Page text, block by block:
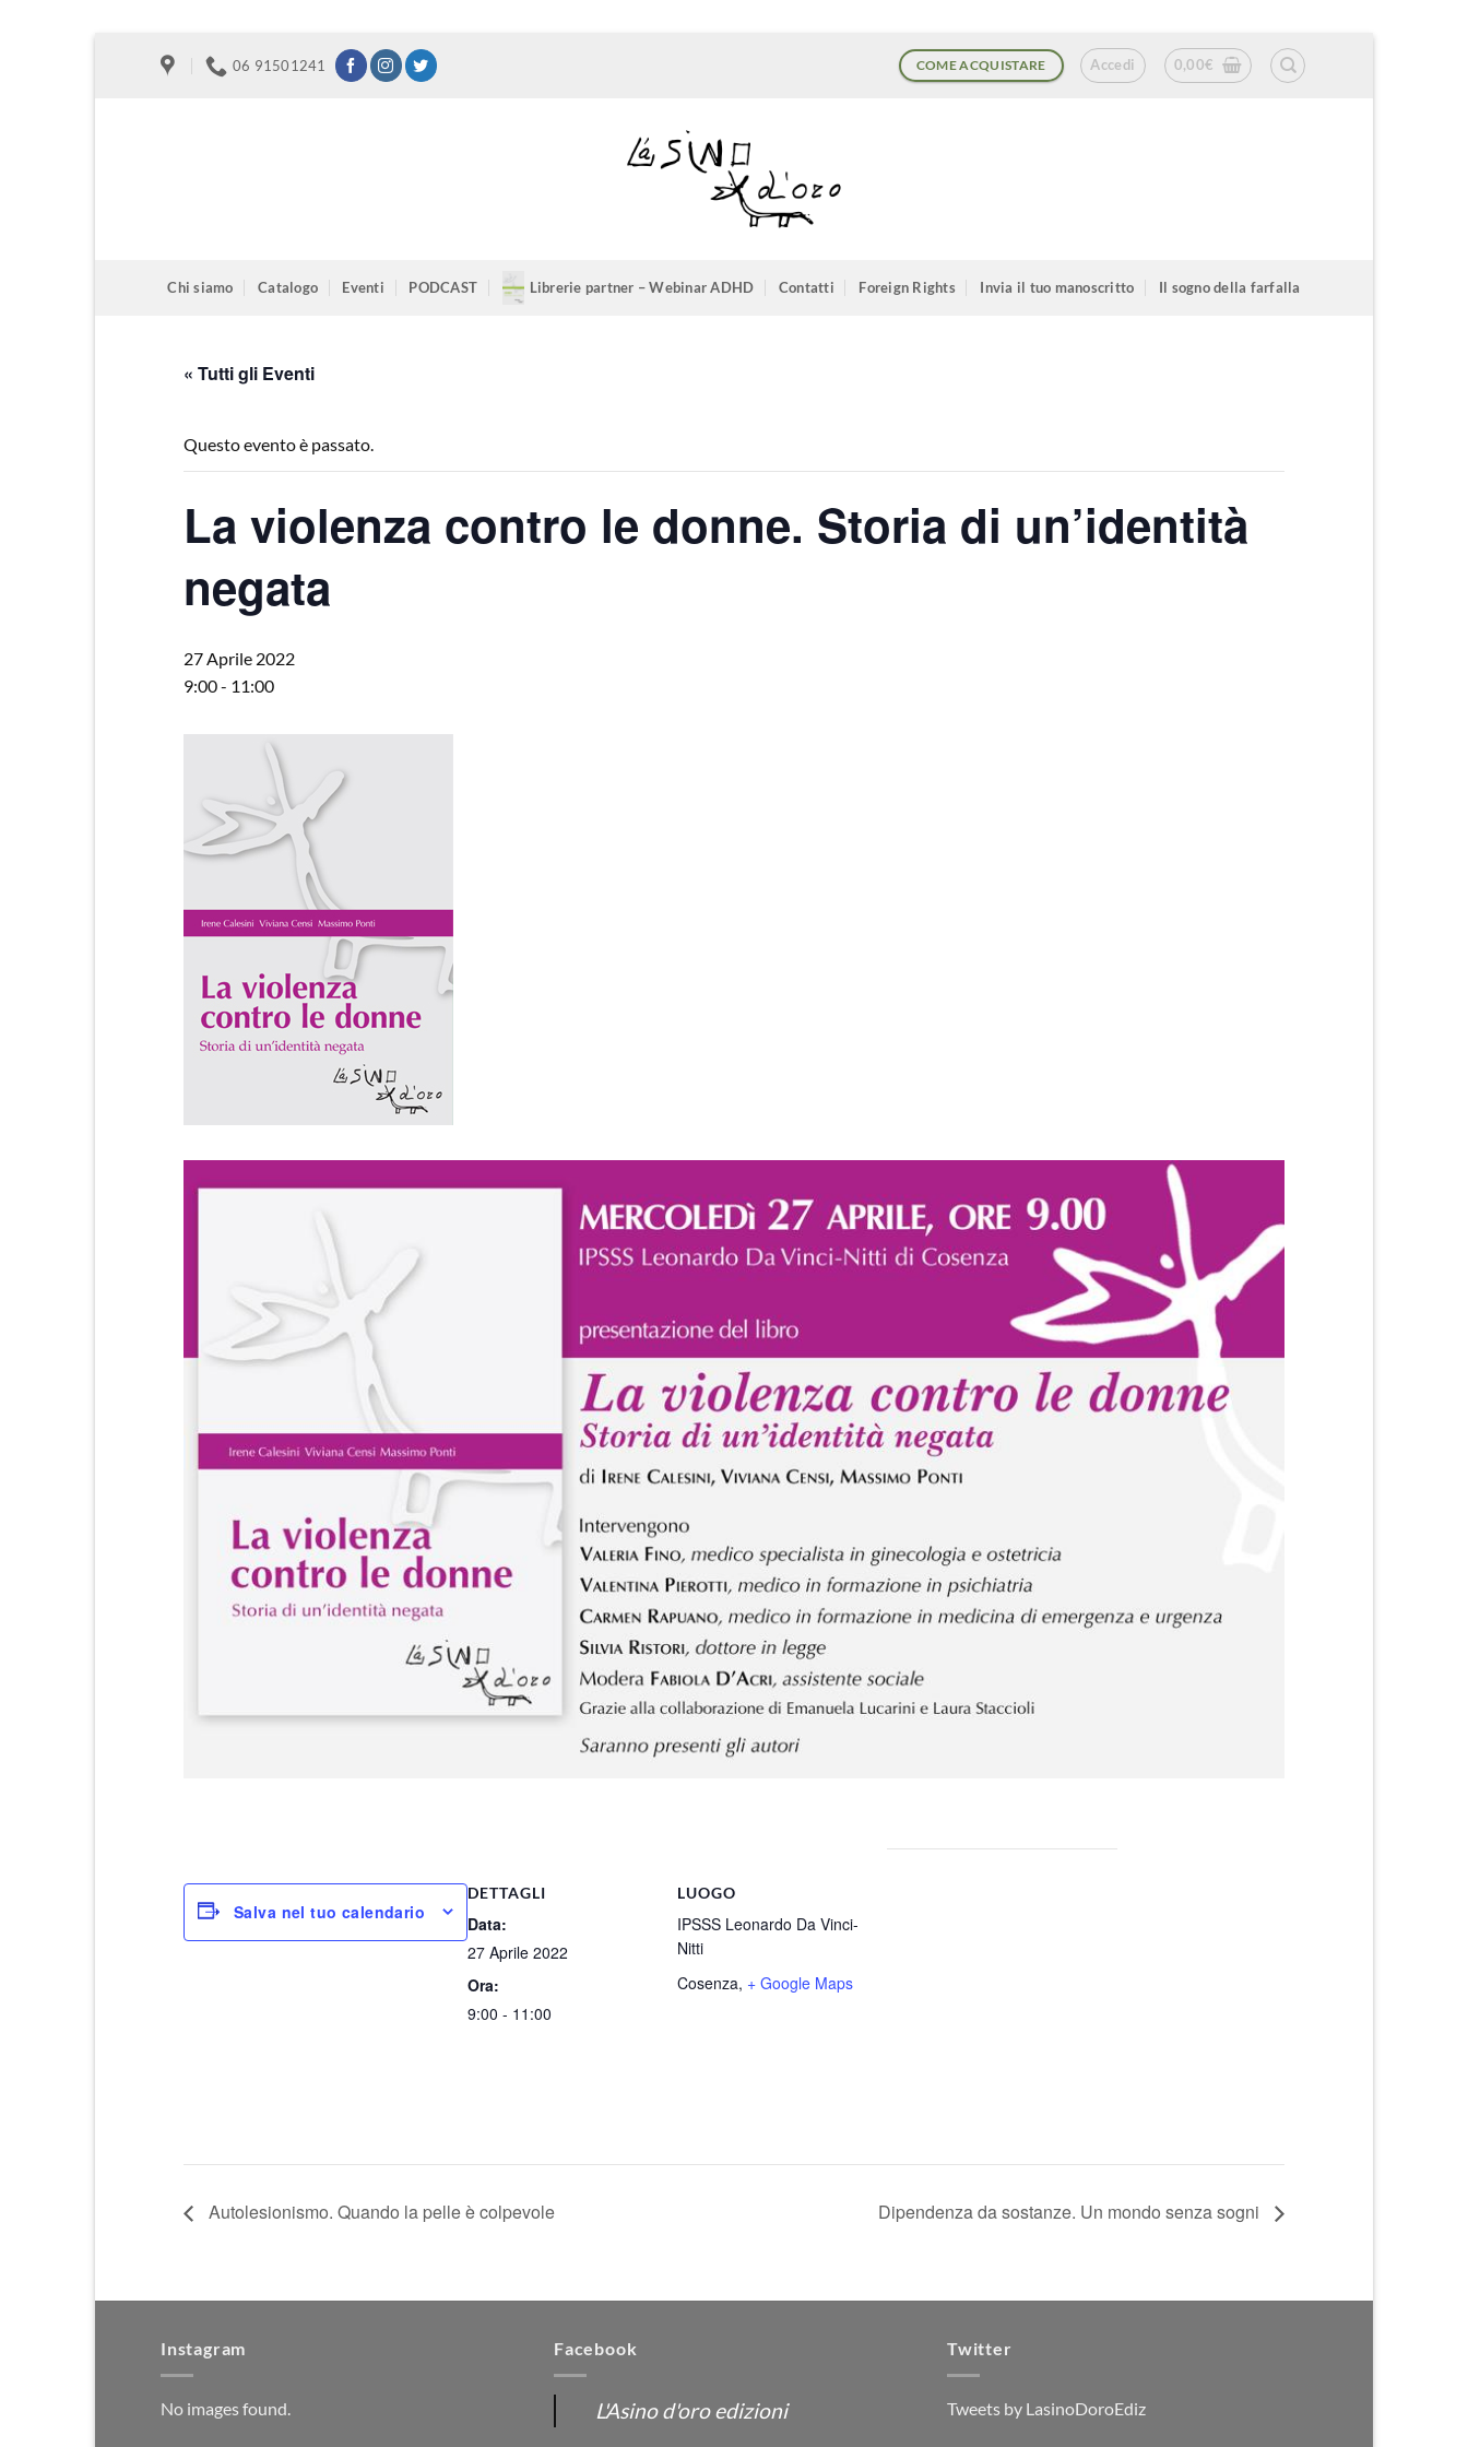
06 91501241 COME ACQUISTARE Accedi 0,00€
Chi siamo Catalogo Eventi PODCAST Librerie partner – Webinar ADHD Contatti Foreign Rights Invia il tuo manoscritto Il sogno della farfalla
« Tutti gli Eventi
Questo evento è passato.
La violenza contro le donne. Storia di un’identità
negata
27 Aprile 2022
9:00- 11:00
Salva nel tuo calendario
DETTAGLI
Data:
27 Aprile 2022
Ora:
9:00 - 11:00
LUOGO
IPSSS Leonardo Da Vinci-
Nitti
Cosenza, + Google Maps
Autolesionismo. Quando la pelle è colpevole Dipendenza da sostanze. Un mondo senza sogni
Instagram
No images found.
Facebook
L'Asino d'oro edizioni
Twitter
Tweets by LasinoDoroEdiz